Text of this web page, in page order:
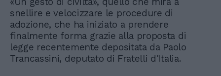
snellire e velocizzare le procedure di
adozione, che ha iniziato a prendere
finalmente forma grazie alla proposta di
legge recentemente depositata da Paolo
Trancassini, deputato di Fratelli d'Italia.